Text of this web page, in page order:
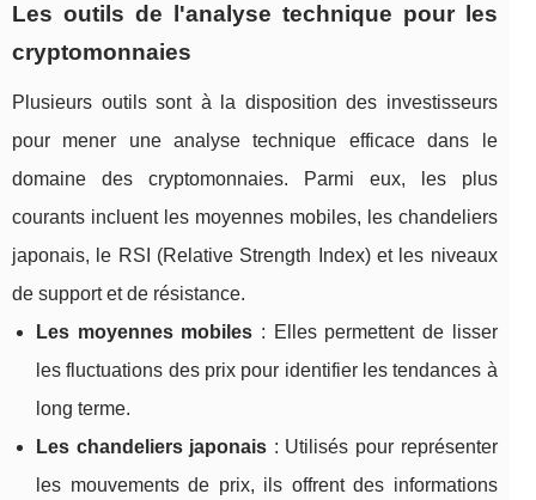
Les outils de l'analyse technique pour les
cryptomonnaies
Plusieurs outils sont à la disposition des investisseurs
pour mener une analyse technique efficace dans le
domaine des cryptomonnaies. Parmi eux, les plus
courants incluent les moyennes mobiles, les chandeliers
japonais, le RSI (Relative Strength Index) et les niveaux
de support et de résistance.
Les moyennes mobiles : Elles permettent de lisser
les fluctuations des prix pour identifier les tendances à
long terme.
Les chandeliers japonais : Utilisés pour représenter
les mouvements de prix, ils offrent des informations